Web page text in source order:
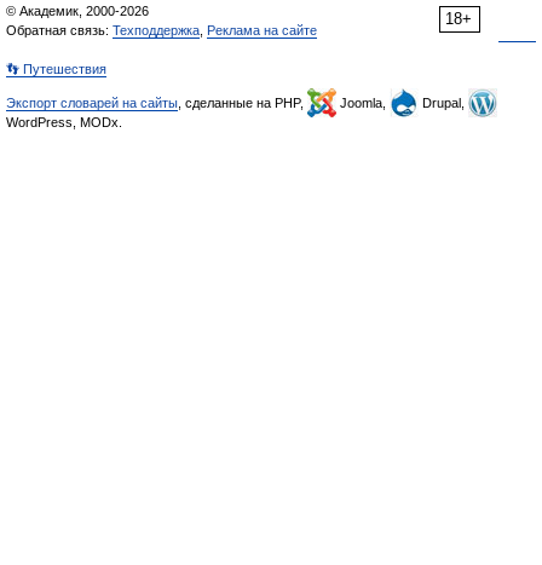
18+
© Академик, 2000-2026
Обратная связь: Техподдержка Реклама на сайте
👣 Путешествия
Экспорт словарей на сайты , сделанные на PHP, Joomla,
Drupal,
WordPress, MODx.